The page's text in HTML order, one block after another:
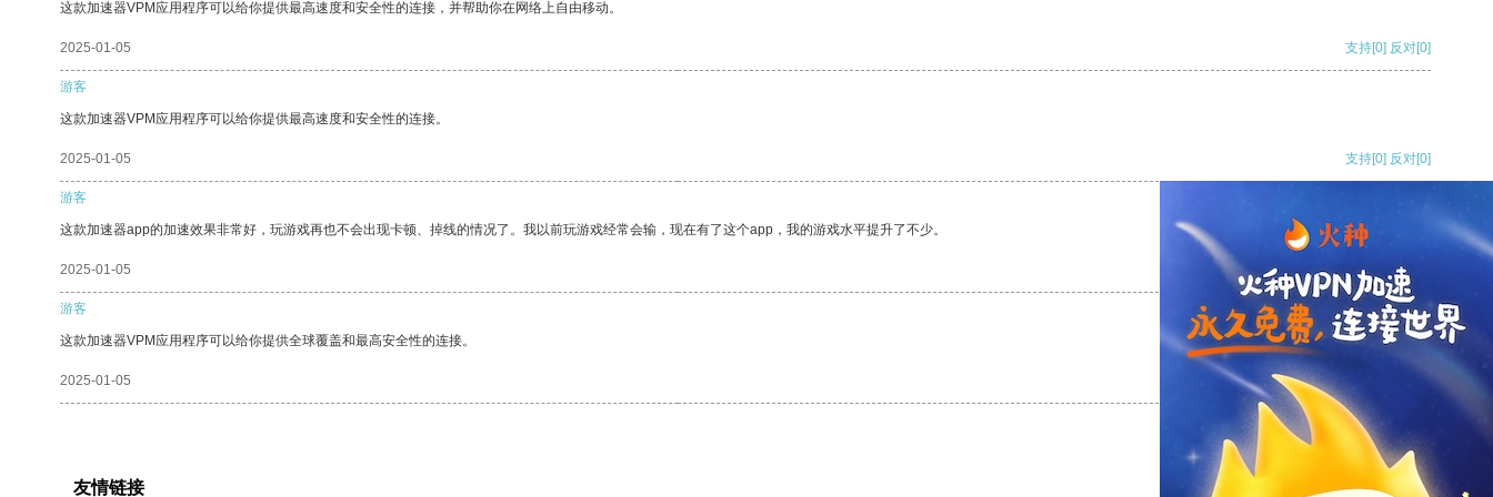
这款加速器VPM应用程序可以给你提供最高速度和安全性的连接，并帮助你在网络上自由移动。
2025-01-05 支持[0] 反对[0]
游客
这款加速器VPM应用程序可以给你提供最高速度和安全性的连接。
2025-01-05 支持[0] 反对[0]
游客
这款加速器app的加速效果非常好，玩游戏再也不会出现卡顿、掉线的情况了。我以前玩游戏经常会输，现在有了这个app，我的游戏水平提升了不少。
2025-01-05 支持 反对
游客
这款加速器VPM应用程序可以给你提供全球覆盖和最高安全性的连接。
2025-01-05 [0]
友情链接